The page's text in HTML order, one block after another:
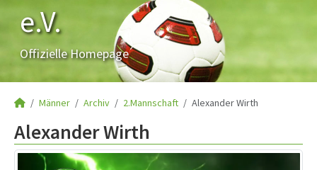
e.V.
Offizielle Homepage
Männer Archiv 2.Mannschaft Alexander Wirth
Alexander Wirth